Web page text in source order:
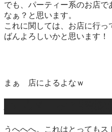
でも、パーティー系のお店
なぁ？と思います。
これに関しては、お店に行
ばんよろしいかと思います！
まぁ 店によるよなｗ
うへへへ。これはとっても ス